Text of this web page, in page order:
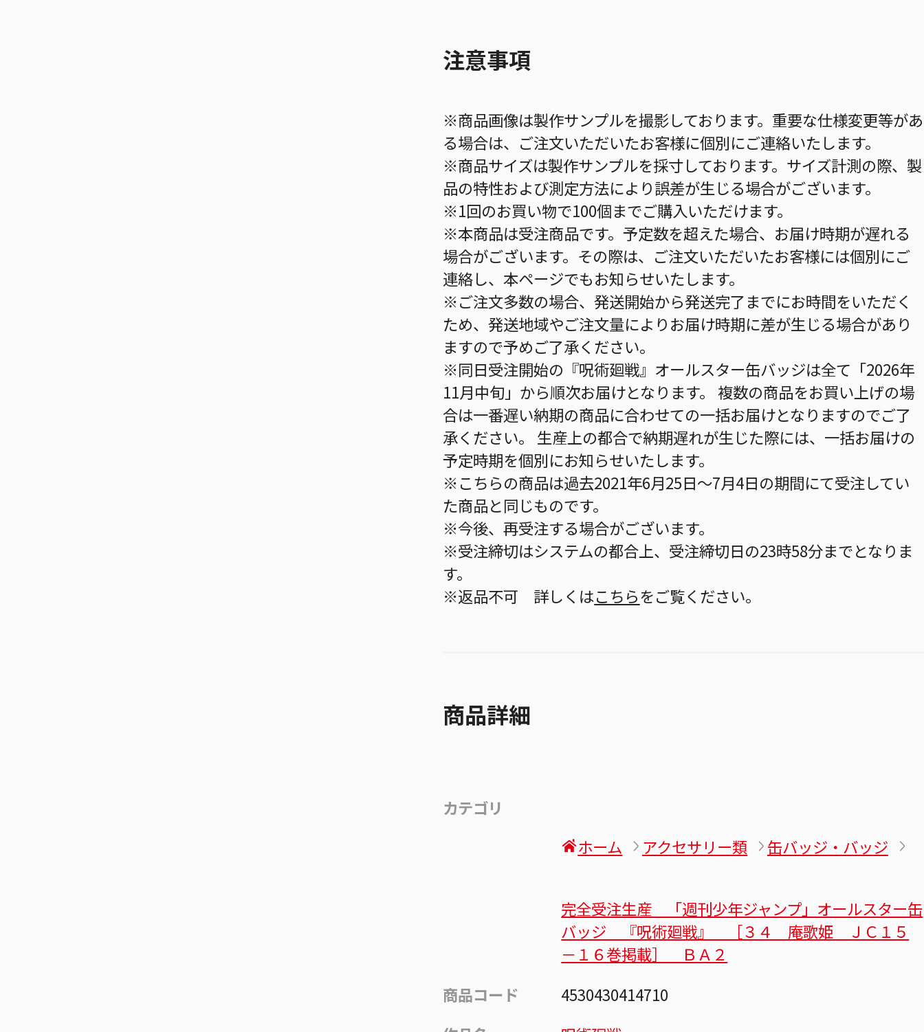
注意事項
※商品画像は製作サンプルを撮影しております。重要な仕様変更等があ
る場合は、ご注文いただいたお客様に個別にご連絡いたします。
※商品サイズは製作サンプルを採寸しております。サイズ計測の際、製
品の特性および測定方法により誤差が生じる場合がございます。
※1回のお買い物で100個までご購入いただけます。
※本商品は受注商品です。予定数を超えた場合、お届け時期が遅れる
場合がございます。その際は、ご注文いただいたお客様には個別にご
連絡し、本ページでもお知らせいたします。
※ご注文多数の場合、発送開始から発送完了までにお時間をいただく
ため、発送地域やご注文量によりお届け時期に差が生じる場合があり
ますので予めご了承ください。
※同日受注開始の『呪術廻戦』オールスター缶バッジは全て「2026年
11月中旬」から順次お届けとなります。 複数の商品をお買い上げの場
合は一番遅い納期の商品に合わせての一括お届けとなりますのでご了
承ください。 生産上の都合で納期遅れが生じた際には、一括お届けの
予定時期を個別にお知らせいたします。
※こちらの商品は過去2021年6月25日～7月4日の期間にて受注してい
た商品と同じものです。
※今後、再受注する場合がございます。
※受注締切はシステムの都合上、受注締切日の23時58分までとなりま
す。
※返品不可 詳しくはこちらをご覧ください。
商品詳細
カテゴリ
ホーム
アクセサリー類 缶バッジ・バッジ
完全受注生産 「週刊少年ジャンプ」オールスター缶
バッジ 『呪術廻戦』 ［３４ 庵歌姫 ＪＣ１５
－１６巻掲載］ ＢＡ２
商品コード
4530430414710